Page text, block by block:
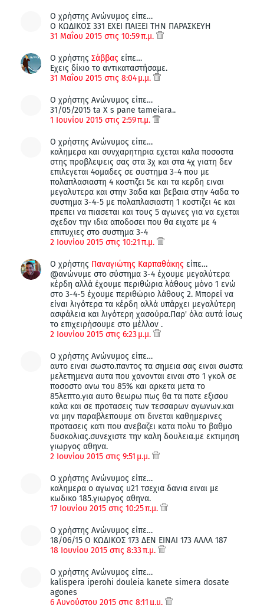
Ο χρήστης Ανώνυμος είπε…
Ο ΚΩΔΙΚΟΣ 331 ΕΧΕΙ ΠΑΙΞΕΙ ΤΗΝ ΠΑΡΑΣΚΕΥΗ
31 Μαΐου 2015 στις 10:59 π.μ.
Ο χρήστης Σάββας είπε…
Εχεις δίκιο το αντικαταστήσαμε.
31 Μαΐου 2015 στις 8:04 μ.μ.
Ο χρήστης Ανώνυμος είπε…
31/05/2015 ta X s pane tameiara..
1 Ιουνίου 2015 στις 2:59 π.μ.
Ο χρήστης Ανώνυμος είπε…
καλημερα και συνχαρητηρια εχεται καλα ποσοστα
στης προβλεψεις σας στα 3χ και στα 4χ γιατη δεν
επιλεγεται 4ομαδες σε συστημα 3-4 που με
πολαπλασιαστη 4 κοστιζει 5ε και τα κερδη ειναι
μεγαλυτερα και στην 3αδα και βεβαια στην 4αδα το
συστημα 3-4-5 με πολαπλασιαστη 1 κοστιζει 4ε και
πρεπει να πιασεται και τους 5 αγωνες για να εχεται
σχεδον την ιδια αποδοσει που θα ειχατε με 4
επιτυχιες στο συστημα 3-4
2 Ιουνίου 2015 στις 10:21 π.μ.
Ο χρήστης Παναγιώτης Καρπαθάκης είπε…
@ανώνυμε στο σύστημα 3-4 έχουμε μεγαλύτερα
κέρδη αλλά έχουμε περιθώρια λάθους μόνο 1 ενώ
στο 3-4-5 έχουμε περιθώριο λάθους 2. Μπορεί να
είναι λιγότερα τα κέρδη αλλά υπάρχει μεγαλύτερη
ασφάλεια και λιγότερη χασούρα.Παρ' όλα αυτά ίσως
το επιχειρήσουμε στο μέλλον .
2 Ιουνίου 2015 στις 6:23 μ.μ.
Ο χρήστης Ανώνυμος είπε…
αυτο ειναι σωστο.παντος τα σημεια σας ειναι σωστα
μελετημενα αυτα που χανονται ειναι στο 1 γκολ σε
ποσοστο ανω του 85% και αρκετα μετα το
85λεπτο.για αυτο θεωρω πως θα τα πατε εξισου
καλα και σε προτασεις των τεσσαρων αγωνων.και
να μην παραβλεπουμε οτι δινεται καθημερινες
προτασεις κατι που ανεβαζει κατα πολυ το βαθμο
δυσκολιας.συνεχιστε την καλη δουλεια.με εκτιμηση
γιωργος αθηνα.
2 Ιουνίου 2015 στις 9:51 μ.μ.
Ο χρήστης Ανώνυμος είπε…
καλημερα ο αγωνας u21 τσεχια δανια ειναι με
κωδικο 185.γιωργος αθηνα.
17 Ιουνίου 2015 στις 10:25 π.μ.
Ο χρήστης Ανώνυμος είπε…
18/06/15 Ο ΚΩΔΙΚΟΣ 173 ΔΕΝ ΕΙΝΑΙ 173 ΑΛΛΑ 187
18 Ιουνίου 2015 στις 8:33 π.μ.
Ο χρήστης Ανώνυμος είπε…
kalispera iperohi douleia kanete simera dosate
agones
6 Αυγούστου 2015 στις 8:11 μ.μ.